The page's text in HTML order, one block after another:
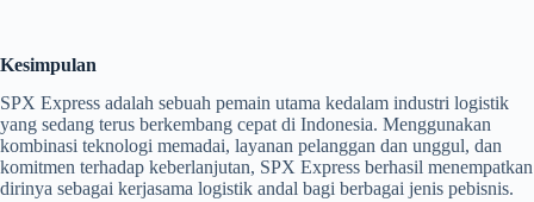
Kesimpulan
SPX Express adalah sebuah pemain utama kedalam industri logistik
yang sedang terus berkembang cepat di Indonesia. Menggunakan
kombinasi teknologi memadai, layanan pelanggan dan unggul, dan
komitmen terhadap keberlanjutan, SPX Express berhasil menempatkan
dirinya sebagai kerjasama logistik andal bagi berbagai jenis pebisnis.